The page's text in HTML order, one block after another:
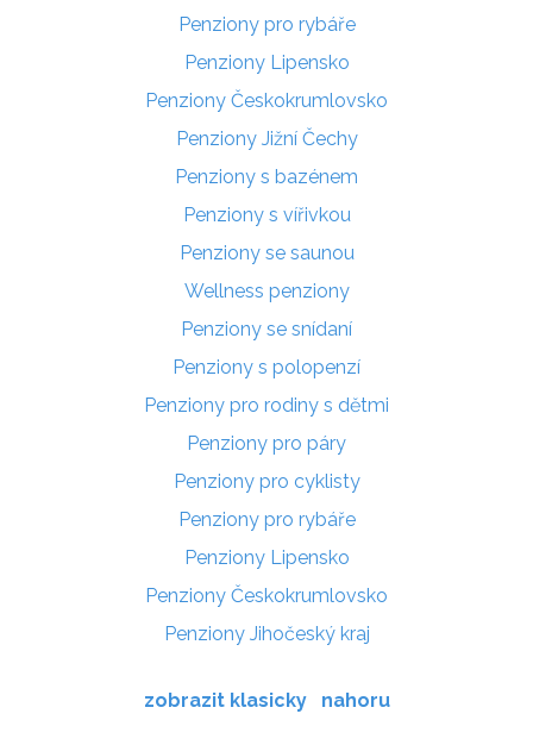
Penziony pro rybáře
Penziony Lipensko
Penziony Českokrumlovsko
Penziony Jižní Čechy
Penziony s bazénem
Penziony s vířivkou
Penziony se saunou
Wellness penziony
Penziony se snídaní
Penziony s polopenzí
Penziony pro rodiny s dětmi
Penziony pro páry
Penziony pro cyklisty
Penziony pro rybáře
Penziony Lipensko
Penziony Českokrumlovsko
Penziony Jihočeský kraj
zobrazit klasicky nahoru